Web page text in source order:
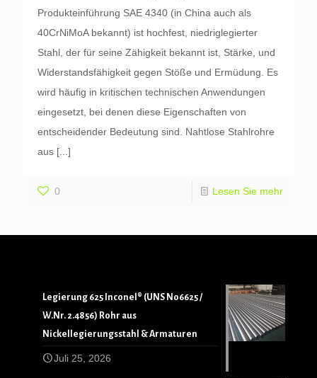
Produkteinführung SAE 4340 (in China auch als
40CrNiMoA bekannt) ist hochfest, niedriglegierter
Stahl, der für seine Zähigkeit bekannt ist, Stärke, und
Widerstandsfähigkeit gegen Stöße und Ermüdung. Es
wird häufig in kritischen technischen Anwendungen
eingesetzt, bei denen diese Eigenschaften von
entscheidender Bedeutung sind. Nahtlose Stahlrohre
aus [...]
0 Lesen Sie mehr
Legierung 625 Inconel® (UNS N06625 /
W.Nr. 2.4856) Rohr aus
Nickellegierungsstahl & Armaturen
Juli 25, 2026